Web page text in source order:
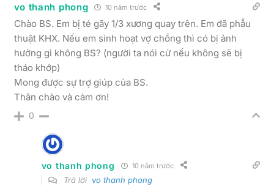
vo thanh phong 10 năm trước
Chào BS. Em bị té gãy 1/3 xương quay trên. Em đã phẫu
thuật KHX. Nếu em sinh hoạt vợ chồng thì có bị ảnh
hưởng gì không BS? (người ta nói cử nếu không sẽ bị
tháo khớp)
Mong được sự trợ giúp của BS.
Thân chào và cảm ơn!
0
vo thanh phong 10 năm trước
Trả lời vo thanh phong